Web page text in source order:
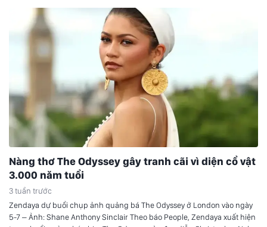
Nàng thơ The Odyssey gây tranh cãi vì diện cổ vật
3.000 năm tuổi
3 tuần trước
Zendaya dự buổi chụp ảnh quảng bá The Odyssey ở London vào ngày
5-7 – Ảnh: Shane Anthony Sinclair Theo báo People, Zendaya xuất hiện